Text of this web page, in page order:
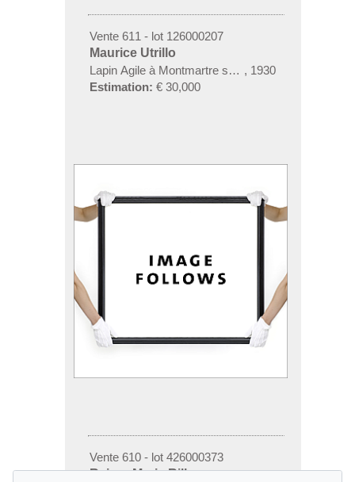
Vente 611 - lot 126000207
Maurice Utrillo
Lapin Agile à Montmartre sous la neige
, 1930
Estimation: € 30,000
Vente 610 - lot 426000373
Rainer Maria Rilke